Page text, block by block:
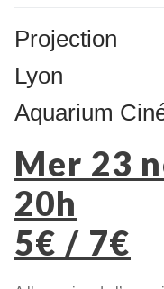
Projection
Lyon
Aquarium
Mer 23
20h
5€ / 7€